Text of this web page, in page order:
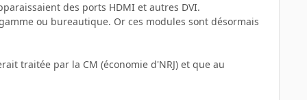
des ports HDMI et autres DVI.
ou bureautique. Or ces modules sont désormais
traitée par la CM (économie d'NRJ) et que au